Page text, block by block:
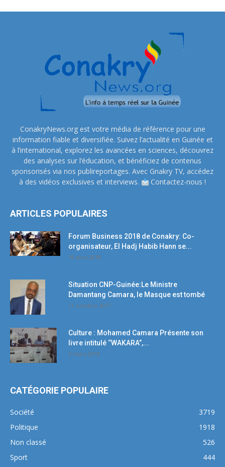
ConakryNews.org est votre média de référence pour une
information fiable et diversifiée. Suivez l’actualité en Guinée et
à l’international, explorez les avancées en sciences, découvrez
des analyses sur l’éducation, et bénéficiez de contenus
sponsorisés via nos publireportages. Avec Gnakry TV, accédez
à des vidéos exclusives et interviews.
Contactez-nous !
ARTICLES POPULAIRES
Forum Business 2018 de Conakry: Co-
organisateur, El Hadj Habib Hann se...
19 avril 2018
Situation CNP-Guinée:Le Ministre
Damantang Camara, le Masque est tombé
11 octobre 2017
Culture : Mohamed Camara Présente son
livre intitulé ‘’WAKARA’’,...
5 mars 2018
CATÉGORIE POPULAIRE
Société
3719
Politique
1918
Non classé
526
Sport
444